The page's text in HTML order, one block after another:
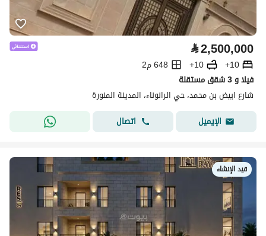
⃁2,500,000
10+
10+
648 م2
فيلا و 3 شقق مستقلة
شارع ابيض بن محمد، حي الرانوناء، المدينة المنورة
الإيميل
اتصال
قيد الإنشاء